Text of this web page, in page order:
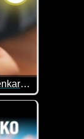
Aus Datenschutzgründen: Visitenkarten dürfen keine Kontaktdaten mehr enthalten
E-Mail-